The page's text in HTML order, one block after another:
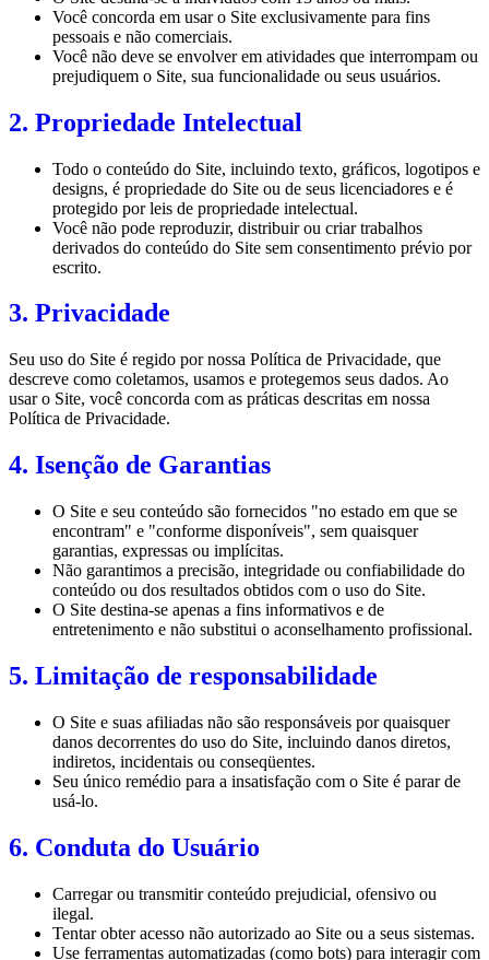
Você concorda em usar o Site exclusivamente para fins
pessoais e não comerciais.
Você não deve se envolver em atividades que interrompam ou
prejudiquem o Site, sua funcionalidade ou seus usuários.
2. Propriedade Intelectual
Todo o conteúdo do Site, incluindo texto, gráficos, logotipos e
designs, é propriedade do Site ou de seus licenciadores e é
protegido por leis de propriedade intelectual.
Você não pode reproduzir, distribuir ou criar trabalhos
derivados do conteúdo do Site sem consentimento prévio por
escrito.
3. Privacidade
Seu uso do Site é regido por nossa Política de Privacidade, que
descreve como coletamos, usamos e protegemos seus dados. Ao
usar o Site, você concorda com as práticas descritas em nossa
Política de Privacidade.
4. Isenção de Garantias
O Site e seu conteúdo são fornecidos "no estado em que se
encontram" e "conforme disponíveis", sem quaisquer
garantias, expressas ou implícitas.
Não garantimos a precisão, integridade ou confiabilidade do
conteúdo ou dos resultados obtidos com o uso do Site.
O Site destina-se apenas a fins informativos e de
entretenimento e não substitui o aconselhamento profissional.
5. Limitação de responsabilidade
O Site e suas afiliadas não são responsáveis por quaisquer
danos decorrentes do uso do Site, incluindo danos diretos,
indiretos, incidentais ou conseqüentes.
Seu único remédio para a insatisfação com o Site é parar de
usá-lo.
6. Conduta do Usuário
Carregar ou transmitir conteúdo prejudicial, ofensivo ou
ilegal.
Tentar obter acesso não autorizado ao Site ou a seus sistemas.
Use ferramentas automatizadas (como bots) para interagir com